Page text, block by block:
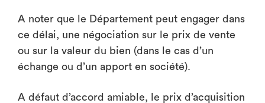
A noter que le Département peut engager dans
ce délai, une négociation sur le prix de vente
ou sur la valeur du bien (dans le cas d’un
échange ou d’un apport en société).
A défaut d’accord amiable, le prix d’acquisition